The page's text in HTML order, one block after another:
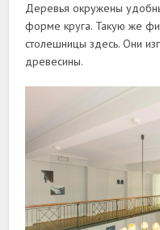
Деревья окружены
форме круга. Такую же
столешницы здесь. Они
древесины.